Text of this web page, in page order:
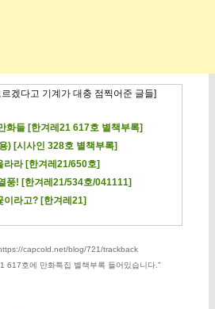
겠다고 기계가 대충 점찍어준 글들]
화들 [한겨레21 617호 별책부록]
) [시사인 328호 별책부록]
라라 [한겨레21/650호]
풍! [한겨레21/534호/041111]
이라고? [한겨레21]
capcold.net/blog/721/trackback
617호에 만화특집 별책부록 들어있습니다. ”